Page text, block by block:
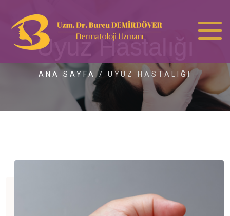
Uyuz Hastalığı
ANA SAYFA / UYUZ HASTALIĞI